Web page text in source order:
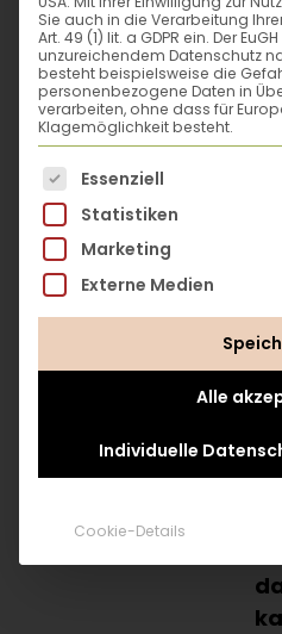
und Bäumen -
selbstgezüchtet mit
Kaffeesatz oder Holz.
Foto: © Moritz
Wildenauer
Sie auch in die Verarbeitung
Art. 49 (1) lit. a GDPR ein. Der
unzureichendem Datenschutz
besteht beispielsweise die
personenbezogene Daten in
verarbeiten, ohne dass für
Klagemöglichkeit besteht.
Es folgt eine Liste der
Essenziell
Statistiken
Marketing
Externe Medien
Alle
Individuelle
Cookie-Details